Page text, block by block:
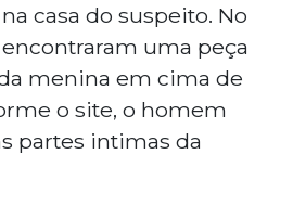
casa do suspeito. No
uma peça
menina em cima de
o site, o homem
partes intimas da